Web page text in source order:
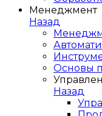
Менеджмент
Назад
Основы
Назад